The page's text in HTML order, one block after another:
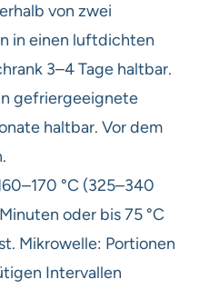
von zwei
in einen luftdichten
3–4 Tage haltbar.
gefriergeeignete
haltbar. Vor dem
°C (325–340
oder bis 75 °C
Mikrowelle: Portionen
Intervallen